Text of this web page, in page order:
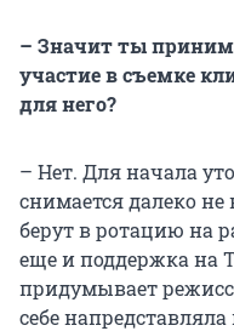
– Значит ты
участие в съемке
для него?
– Нет. Для начала
снимается далеко не
берут в ротацию на
еще и поддержка на
придумывает
себе